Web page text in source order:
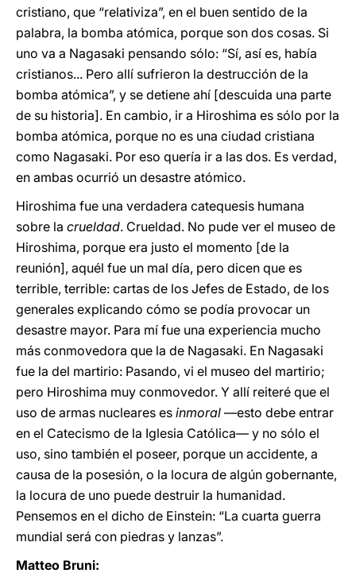
cristiano, que “relativiza”, en el buen sentido de la
palabra, la bomba atómica, porque son dos cosas. Si
uno va a Nagasaki pensando sólo: “Sí, así es, había
cristianos... Pero allí sufrieron la destrucción de la
bomba atómica”, y se detiene ahí [descuida una parte
de su historia]. En cambio, ir a Hiroshima es sólo por la
bomba atómica, porque no es una ciudad cristiana
como Nagasaki. Por eso quería ir a las dos. Es verdad,
en ambas ocurrió un desastre atómico.
Hiroshima fue una verdadera catequesis humana
sobre la crueldad. Crueldad. No pude ver el museo de
Hiroshima, porque era justo el momento [de la
reunión], aquél fue un mal día, pero dicen que es
terrible, terrible: cartas de los Jefes de Estado, de los
generales explicando cómo se podía provocar un
desastre mayor. Para mí fue una experiencia mucho
más conmovedora que la de Nagasaki. En Nagasaki
fue la del martirio: Pasando, vi el museo del martirio;
pero Hiroshima muy conmovedor. Y allí reiteré que el
uso de armas nucleares es inmoral ―esto debe entrar
en el Catecismo de la Iglesia Católica― y no sólo el
uso, sino también el poseer, porque un accidente, a
causa de la posesión, o la locura de algún gobernante,
la locura de uno puede destruir la humanidad.
Pensemos en el dicho de Einstein: “La cuarta guerra
mundial será con piedras y lanzas”.
Matteo Bruni: